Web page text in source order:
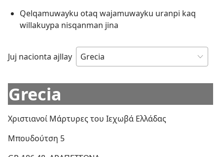
Qelqamuwayku otaq wajamuwayku uranpi kaq
willakuypa nisqanman jina
Juj nacionta ajllay
Grecia
Χριστιανοί Μάρτυρες του Ιεχωβά Ελλάδας
Μπουδούτση 5